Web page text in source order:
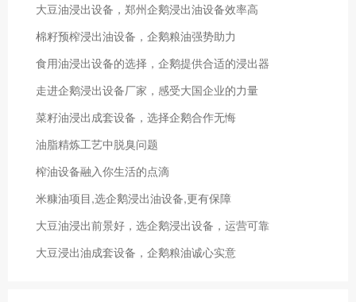
大豆油浸出设备，郑州企鹅浸出油设备效率高
棉籽预榨浸出油设备，企鹅粮油强势助力
食用油浸出设备的选择，企鹅提供合适的浸出器
走进企鹅浸出设备厂家，感受大国企业的力量
菜籽油浸出成套设备，选择企鹅合作无悔
油脂精炼工艺中脱臭问题
榨油设备融入你生活的点滴
米糠油项目,选企鹅浸出油设备,更有保障
大豆油浸出前景好，选企鹅浸出设备，运营可靠
大豆浸出油成套设备，企鹅粮油诚心实意